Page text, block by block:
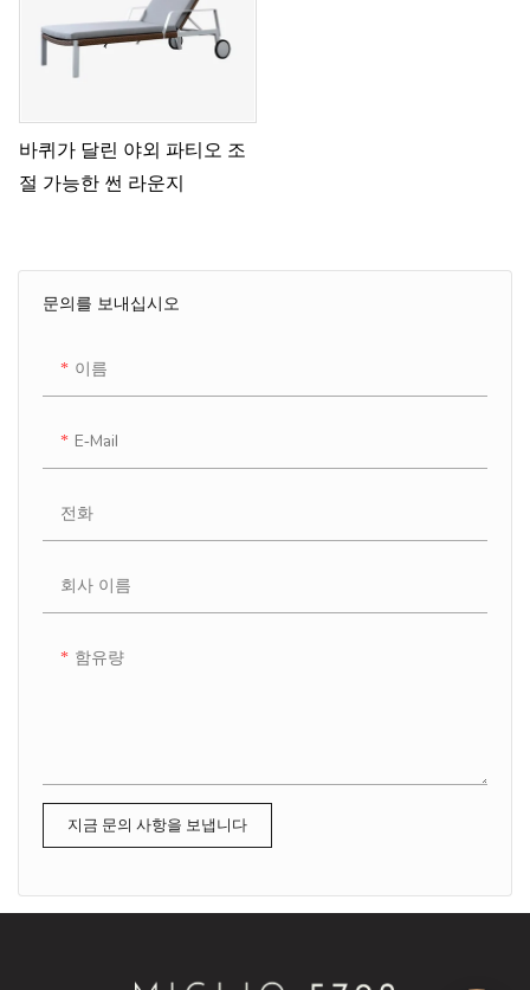
문의를 보내십시오
이름
E-Mail
전화
회사 이름
함유량
지금 문의 사항을 보냅니다
바퀴가 달린 야외 파티오 조
절 가능한 썬 라운지